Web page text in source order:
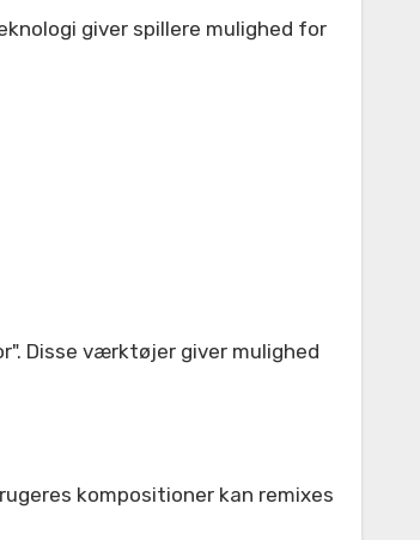
giver spillere mulighed for
Disse værktøjer giver mulighed
kompositioner kan remixes